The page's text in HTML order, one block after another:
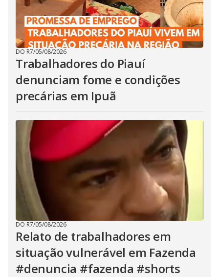
DO R7/05/08/2026
Trabalhadores do Piauí
denunciam fome e condições
precárias em Ipuã
DO R7/05/08/2026
Relato de trabalhadores em
situação vulnerável em Fazenda
#denuncia #fazenda #shorts